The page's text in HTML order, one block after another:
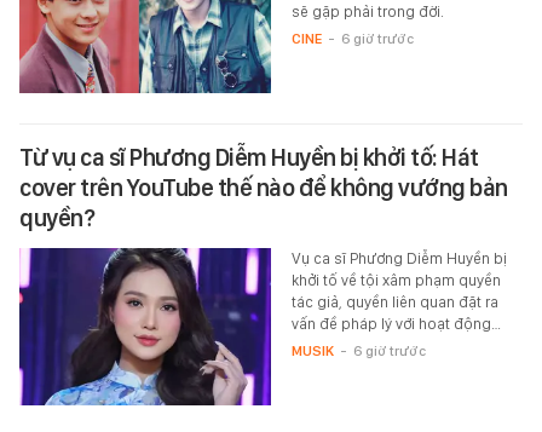
sẽ gặp phải trong đời.
CINE - 6 giờ trước
Từ vụ ca sĩ Phương Diễm Huyền bị khởi tố: Hát
cover trên YouTube thế nào để không vướng bản
quyền?
Vụ ca sĩ Phương Diễm Huyền bị
khởi tố về tội xâm phạm quyền
tác giả, quyền liên quan đặt ra
vấn đề pháp lý với hoạt động…
MUSIK - 6 giờ trước